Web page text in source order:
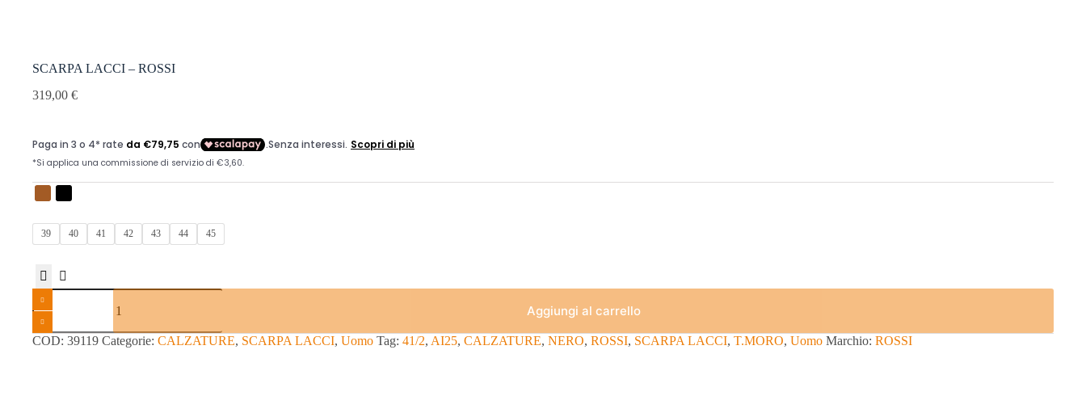
SCARPA LACCI – ROSSI
319,00 €
39 40 41 42 43 44 45
SCARPA
LACCI
ROSSI
quantità
Aggiungi al carrello
COD: 39119 Categorie: CALZATURE, SCARPA LACCI, Uomo Tag: 41/2, AI25, CALZATURE, NERO, ROSSI, SCARPA LACCI, T.MORO, Uomo Marchio: ROSSI